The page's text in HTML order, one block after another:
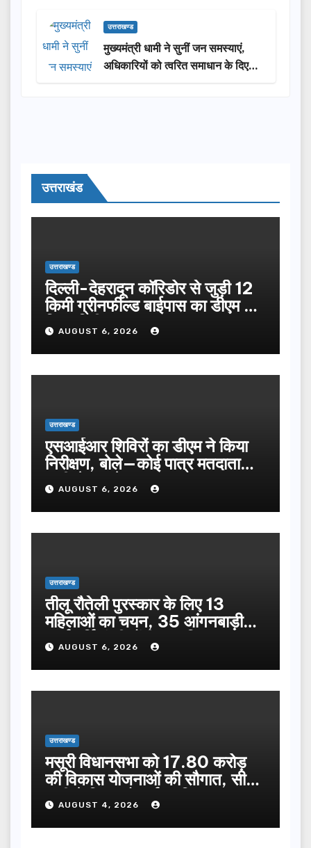
उत्तराखण्ड
मुख्यमंत्री धामी ने सुनीं जन समस्याएं,
अधिकारियों को त्वरित समाधान के दिए
निर्देश
उत्तराखंड
उत्तराखण्ड
दिल्ली-देहरादून कॉरिडोर से जुड़ी 12
किमी ग्रीनफील्ड बाईपास का डीएम ने
किया निरीक्षण…
AUGUST 6, 2026
उत्तराखण्ड
एसआईआर शिविरों का डीएम ने किया
निरीक्षण, बोले—कोई पात्र मतदाता
सूची से न छूटे…
AUGUST 6, 2026
उत्तराखण्ड
तीलू रौतेली पुरस्कार के लिए 13
महिलाओं का चयन, 35 आंगनबाड़ी
कार्यकर्तियां भी होंगी सम्मानित…
AUGUST 6, 2026
उत्तराखण्ड
मसूरी विधानसभा को 17.80 करोड़
की विकास योजनाओं की सौगात, सीएम
धामी ने किया लोकार्पण-शिलान्यास.
AUGUST 4, 2026